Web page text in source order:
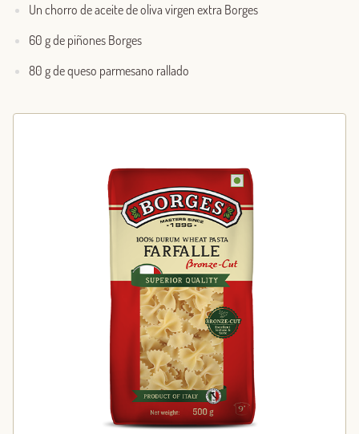
Un chorro de aceite de oliva virgen extra Borges
60 g de piñones Borges
80 g de queso parmesano rallado